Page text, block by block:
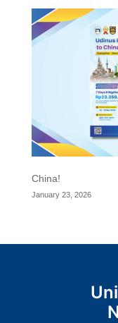
China!
January 23, 2026